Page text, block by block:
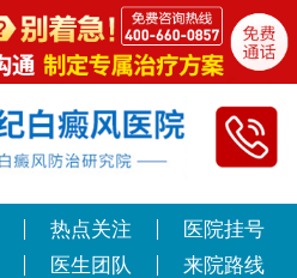
热点关注
医院挂号
医生团队 来院路线